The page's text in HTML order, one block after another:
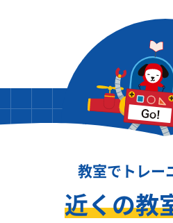
教室でトレー
近くの教